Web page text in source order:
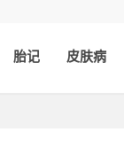
胎记 皮肤病